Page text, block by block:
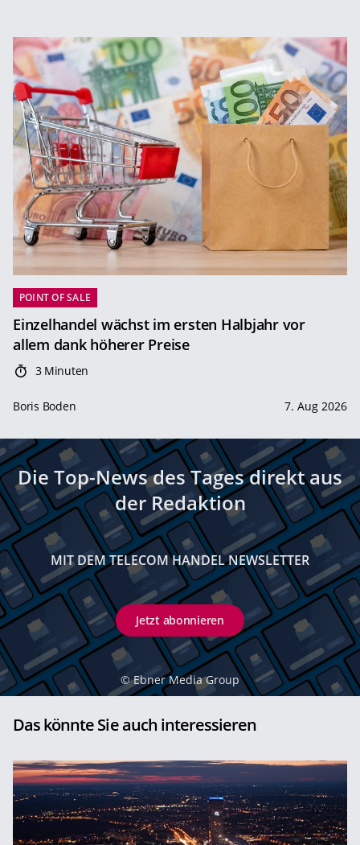
POINT OF SALE
Einzelhandel wächst im ersten Halbjahr vor
allem dank höherer Preise
3 Minuten
Boris Boden 7. Aug 2026
Die Top-News des Tages direkt aus
der Redaktion
MIT DEM TELECOM HANDEL NEWSLETTER
Jetzt abonnieren
© Ebner Media Group
Das könnte Sie auch interessieren